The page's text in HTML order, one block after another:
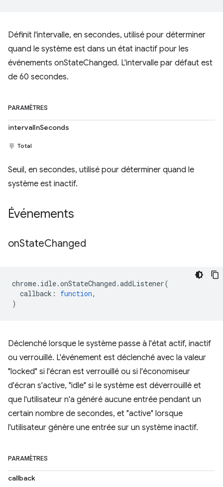
Définit l'intervalle, en secondes, utilisé pour déterminer
quand le système est dans un état inactif pour les
événements onStateChanged. L'intervalle par défaut est
de 60 secondes.
PARAMÈTRES
intervalInSeconds
Total
Seuil, en secondes, utilisé pour déterminer quand le
système est inactif.
Événements
onStateChanged
chrome. idle.onStateChanged .addListener(
callback : function,
)
Déclenché lorsque le système passe à l'état actif, inactif
ou verrouillé. L'événement est déclenché avec la valeur
"locked" si l'écran est verrouillé ou si l'économiseur
d'écran s'active, "idle" si le système est déverrouillé et
que l'utilisateur n'a généré aucune entrée pendant un
certain nombre de secondes, et "active" lorsque
l'utilisateur génère une entrée sur un système inactif.
PARAMÈTRES
callback